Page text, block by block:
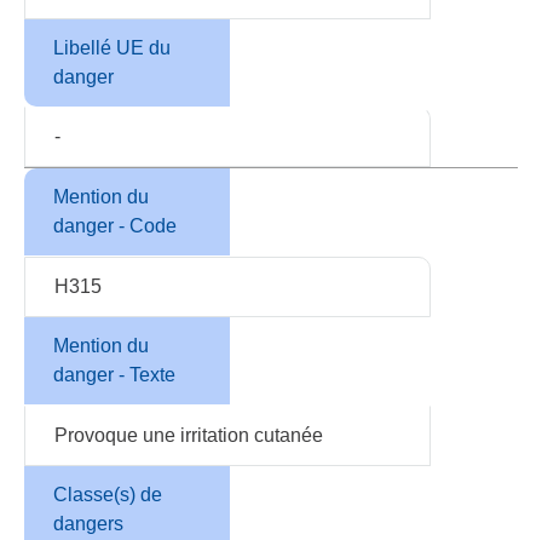
Libellé UE du
danger
-
Mention du
danger - Code
H315
Mention du
danger - Texte
Provoque une irritation cutanée
Classe(s) de
dangers